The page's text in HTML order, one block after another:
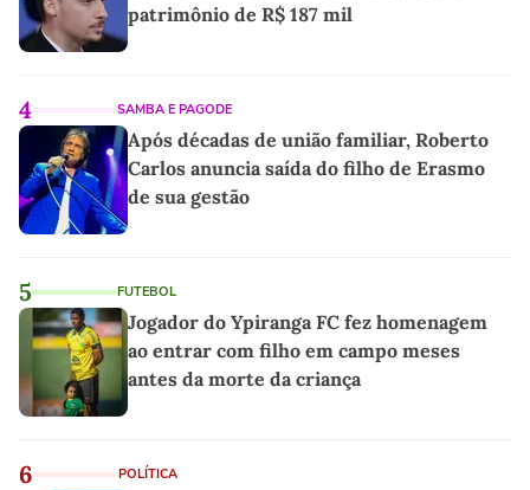
patrimônio de R$ 187 mil
4 SAMBA E PAGODE
Após décadas de união familiar, Roberto
Carlos anuncia saída do filho de Erasmo
de sua gestão
5 FUTEBOL
Jogador do Ypiranga FC fez homenagem
ao entrar com filho em campo meses
antes da morte da criança
6 POLÍTICA